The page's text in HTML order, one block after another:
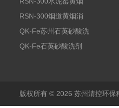
消除剂
RSN-300烟道黄烟消
除剂销售
QK-Fe苏州石英砂酸洗
剂
QK-Fe石英砂酸洗剂
版权所有 © 2026 苏州清控环保